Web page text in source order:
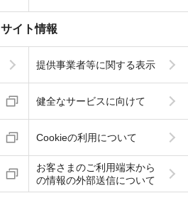
サイト情報
提供事業者等に関する表示
健全なサービスに向けて
Cookieの利用について
お客さまのご利用端末から
の情報の外部送信について